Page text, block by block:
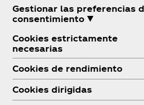
¿Necesitas ayuda?
Gestionar las preferencias
consentimiento ▼
Cookies estrictamente
necesarias
Cookies de rendimiento
Cookies dirigidas